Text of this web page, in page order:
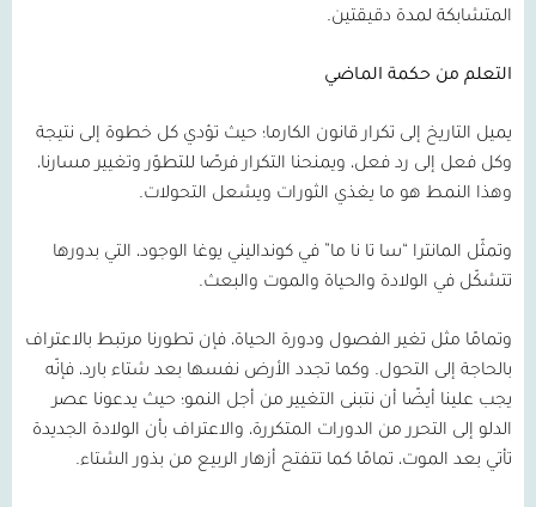
المتشابكة لمدة دقيقتين.
التعلم من حكمة الماضي
يميل التاريخ إلى تكرار قانون الكارما؛ حيث تؤدي كل خطوة إلى نتيجة
وكل فعل إلى رد فعل، ويمنحنا التكرار فرصًا للتطوّر وتغيير مسارنا،
وهذا النمط هو ما يغذي الثورات ويشعل التحولات.
وتمثّل المانترا “سا تا نا ما” في كونداليني يوغا الوجود، التي بدورها
تتشكّل في الولادة والحياة والموت والبعث.
وتمامًا مثل تغير الفصول ودورة الحياة، فإن تطورنا مرتبط بالاعتراف
بالحاجة إلى التحول. وكما تجدد الأرض نفسها بعد شتاء بارد، فإنّه
يجب علينا أيضًا أن نتبنى التغيير من أجل النمو؛ حيث يدعونا عصر
الدلو إلى التحرر من الدورات المتكررة، والاعتراف بأن الولادة الجديدة
تأتي بعد الموت، تمامًا كما تتفتح أزهار الربيع من بذور الشتاء.